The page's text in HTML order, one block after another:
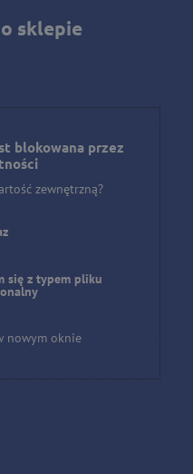
sklepie
blokowana przez
zewnętrzną?
się z typem pliku
nowym oknie